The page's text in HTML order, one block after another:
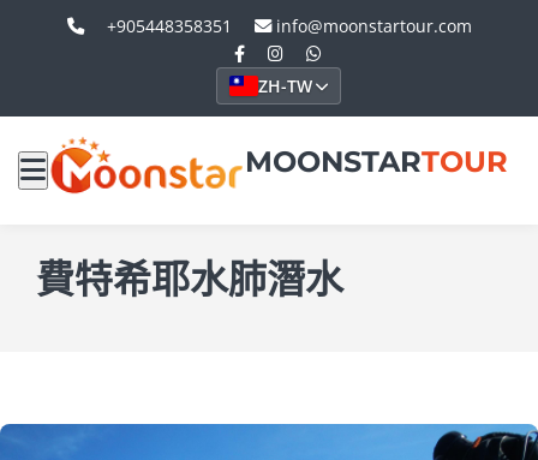
+905448358351 info@moonstartour.com
ZH-TW
MOONSTARTOUR
費特希耶水肺潛水